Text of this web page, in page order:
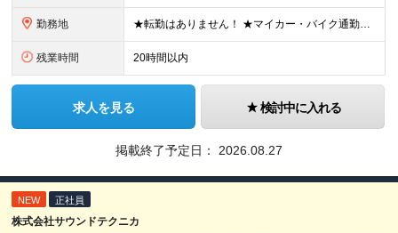
勤務地 ★転勤はありません！ ★マイカー・バイク通勤OK！（無料駐⾞場完備） ◆仙台物流センター／富谷市成田9-8-4 ※配属先は希望を考慮します ※変更の範囲：上記を除く当社関連勤務地
残業時間 20時間以内
求人を見る 検討中に入れる
掲載終了予定日： 2026.08.27
NEW 正社員
株式会社サウンドテクニカ